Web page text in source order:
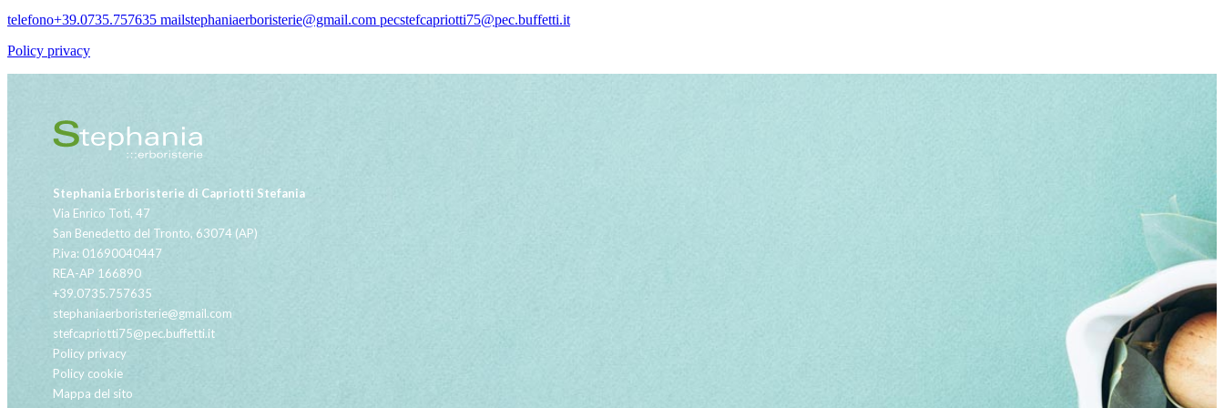
telefono+39.0735.757635 mailstephaniaerboristerie@gmail.com pecstefcapriotti75@pec.buffetti.it
Policy privacy
Stephania Erboristerie di Capriotti Stefania
Via Enrico Toti, 47
San Benedetto del Tronto, 63074 (AP)
P.iva: 01690040447
REA-AP 166890
+39.0735.757635
stephaniaerboristerie@gmail.com
stefcapriotti75@pec.buffetti.it
Policy privacy
Policy cookie
Mappa del sito